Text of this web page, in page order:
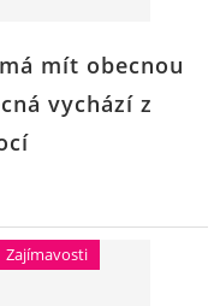
mít obecnou
vychází z
Zajímavosti